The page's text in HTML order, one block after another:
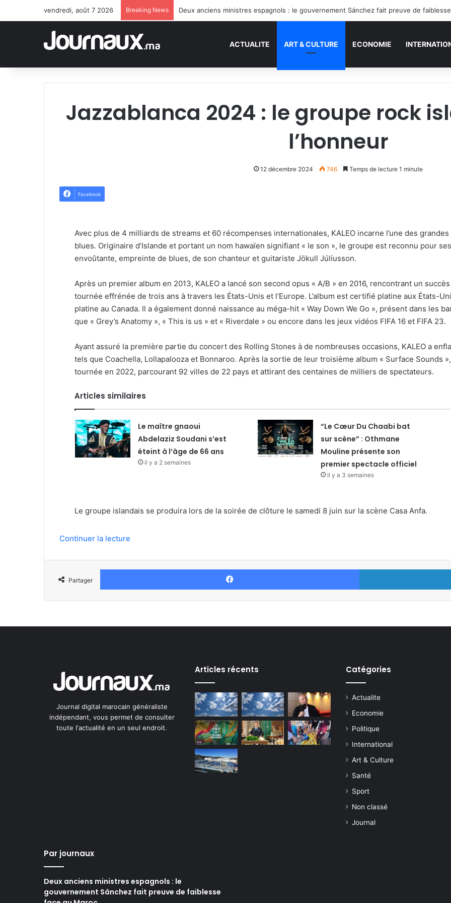
vendredi, août 7 2026 Breaking News Deux anciens ministres espagnols : le gouvernement Sánchez fait preuve de
ACTUALITE ART & CULTURE ECONOMIE
Jazzablanca 2024 : le groupe rock
l’honneur
12 décembre 2024 746 Temps de lecture 1 minute
Facebook
Avec plus de 4 milliards de streams et 60 récompenses internationales, KALEO incarne l’une des
blues. Originaire d’Islande et portant un nom hawaïen signifiant « le son », le groupe est reconnu pour
envoûtante, empreinte de blues, de son chanteur et guitariste Jökull Júlíusson.
Après un premier album en 2013, KALEO a lancé son second opus « A/B » en 2016, rencontrant un
tournée effrénée de trois ans à travers les États-Unis et l’Europe. L’album est certifié platine aux États-
platine au Canada. Il a également donné naissance au méga-hit « Way Down We Go », présent dans les
que « Grey’s Anatomy », « This is us » et « Riverdale » ou encore dans les jeux vidéos FIFA 16 et FIFA 23.
Ayant assuré la première partie du concert des Rolling Stones à de nombreuses occasions, KALEO a
tels que Coachella, Lollapalooza et Bonnaroo. Après la sortie de leur troisième album « Surface Sounds
tournée en 2022, parcourant 92 villes de 22 pays et attirant des centaines de milliers de spectateurs.
Articles similaires
Le maître gnaoui
Abdelaziz Soudani s’est
éteint à l’âge de 66 ans
il y a 2 semaines
“Le Cœur Du Chaabi bat
sur scène” : Othmane
Mouline présente son
premier spectacle officiel
il y a 3 semaines
Le groupe islandais se produira lors de la soirée de clôture le samedi 8 juin sur la scène Casa Anfa.
Continuer la lecture
Partager
Facebook
Journal digital marocain généraliste
indépendant, vous permet de consulter
toute l'actualité en un seul endroit.
Articles récents Catégories
Actualite
Economie
Politique
International
Art & Culture
Santé
Sport
Non classé
Journal
Par journaux
Deux anciens ministres espagnols : le
gouvernement Sánchez fait preuve de faiblesse